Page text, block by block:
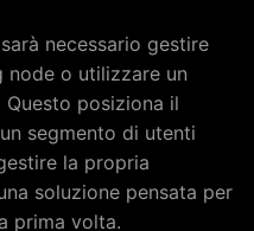
necessario gestire
node o utilizzare un
posiziona il
segmento di utenti
la propria
soluzione pensata per
prima volta.